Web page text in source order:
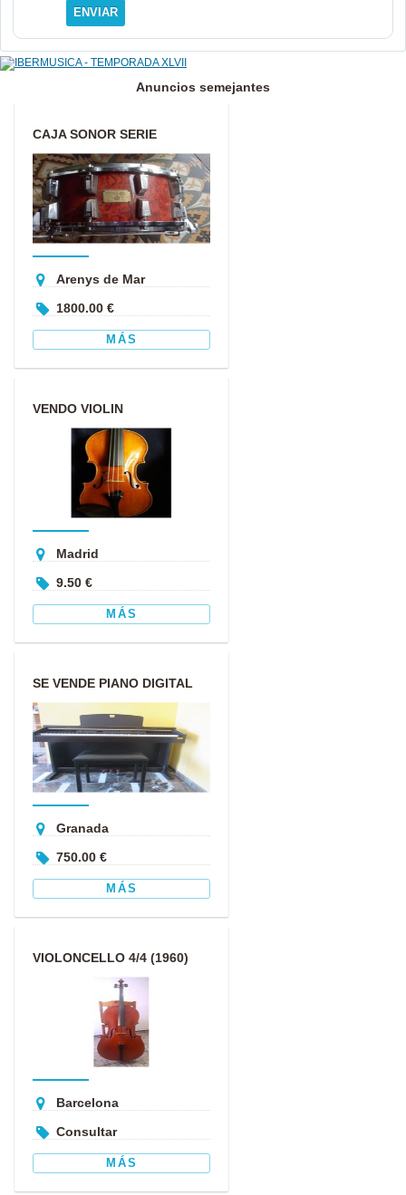
ENVIAR
Anuncios semejantes
CAJA SONOR SERIE
SIGNATURE
Arenys de Mar
1800.00 €
MÁS
VENDO VIOLIN
Madrid
9.50 €
MÁS
SE VENDE PIANO DIGITAL
CLAVINOVA
Granada
750.00 €
MÁS
VIOLONCELLO 4/4 (1960)
GAMA MEDIA ALTA
Barcelona
Consultar
MÁS